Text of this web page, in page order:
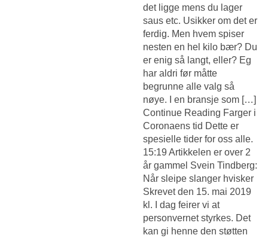
det ligge mens du lager
saus etc. Usikker om det er
ferdig. Men hvem spiser
nesten en hel kilo bær? Du
er enig så langt, eller? Eg
har aldri før måtte
begrunne alle valg så
nøye. I en bransje som […]
Continue Reading Farger i
Coronaens tid Dette er
spesielle tider for oss alle.
15:19 Artikkelen er over 2
år gammel Svein Tindberg:
Når sleipe slanger hvisker
Skrevet den 15. mai 2019
kl. I dag feirer vi at
personvernet styrkes. Det
kan gi henne den støtten